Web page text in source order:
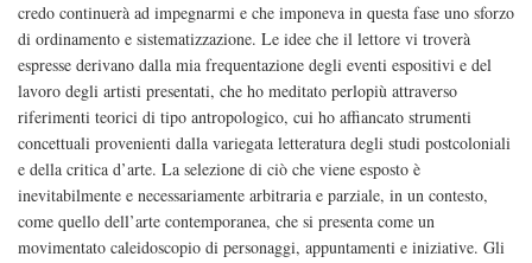
credo continuerà ad impegnarmi e che imponeva in questa fase uno sforzo
di ordinamento e sistematizzazione. Le idee che il lettore vi troverà
espresse derivano dalla mia frequentazione degli eventi espositivi e del
lavoro degli artisti presentati, che ho meditato perlopiù attraverso
riferimenti teorici di tipo antropologico, cui ho affiancato strumenti
concettuali provenienti dalla variegata letteratura degli studi postcoloniali
e della critica d’arte. La selezione di ciò che viene esposto è
inevitabilmente e necessariamente arbitraria e parziale, in un contesto,
come quello dell’arte contemporanea, che si presenta come un
movimentato caleidoscopio di personaggi, appuntamenti e iniziative. Gli